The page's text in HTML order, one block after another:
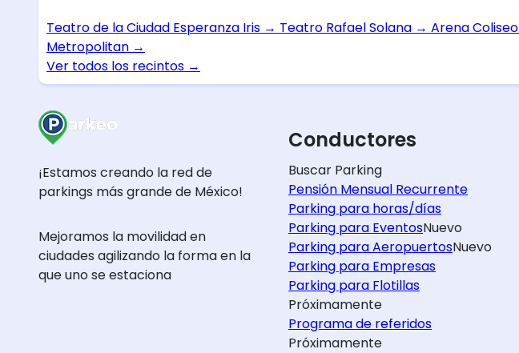
Teatro de la Ciudad Esperanza Iris → Teatro Rafael Solana → Arena Coliseo
Metropolitan →
Ver todos los recintos →
¡Estamos creando la red de
parkings más grande de México!
Mejoramos la movilidad en
ciudades agilizando la forma en la
que uno se estaciona
Conductores
Buscar Parking
Pensión Mensual Recurrente
Parking para horas/días
Parking para EventosNuevo
Parking para AeropuertosNuevo
Parking para Empresas
Parking para Flotillas
Próximamente
Programa de referidos
Próximamente